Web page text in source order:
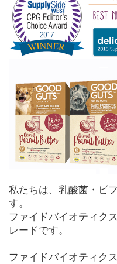
私たちは、乳酸菌・ビ
す。
ファイドバイオティク
レードです。
ファイドバイオティク